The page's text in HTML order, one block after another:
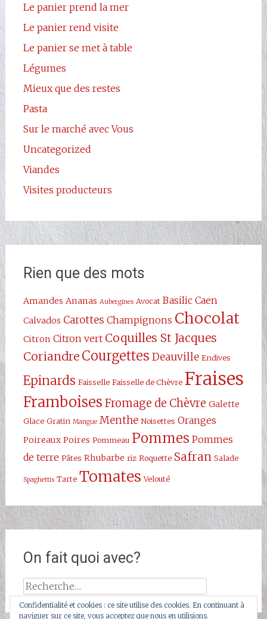
Le panier prend la mer
Le panier rend visite
Le panier se met à table
Légumes
Mieux que des restes
Pasta
Sur le marché avec Vous
Uncategorized
Viandes
Visites producteurs
Rien que des mots
Amandes Ananas Aubergines Avocat Basilic Caen
Calvados Carottes Champignons Chocolat
Citron Citron vert Coquilles St Jacques
Coriandre Courgettes Deauville Endives
Epinards Faisselle Faisselle de Chèvre Fraises
Framboises Fromage de Chèvre Galette
Glace Gratin Mangue Menthe Noisettes Oranges
Poireaux Poires Pommeau Pommes Pommes
de terre Pâtes Rhubarbe riz Roquette Safran Salade
Spaghettis Tarte Tomates Velouté
On fait quoi avec?
Rechercher :
Confidentialité et cookies : ce site utilise des cookies. En continuant à
naviguer sur ce site, vous acceptez que nous en utilisions.